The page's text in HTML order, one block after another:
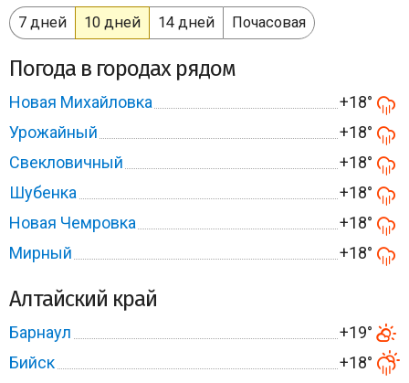
7 дней 10 дней 14 дней Почасовая
Погода в городах рядом
Новая Михайловка
+18°
Урожайный
+18°
Свекловичный
+18°
Шубенка
+18°
Новая Чемровка
+18°
Мирный
+18°
Алтайский край
Барнаул
+19°
Бийск
+18°